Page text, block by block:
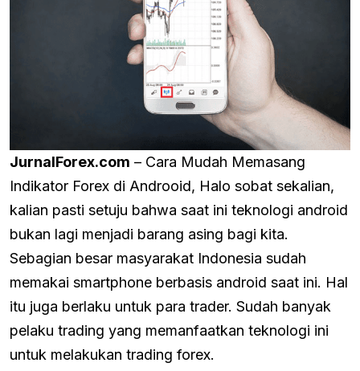
JurnalForex.com – Cara Mudah Memasang
Indikator Forex di Androoid, Halo sobat sekalian,
kalian pasti setuju bahwa saat ini teknologi android
bukan lagi menjadi barang asing bagi kita.
Sebagian besar masyarakat Indonesia sudah
memakai smartphone berbasis android saat ini. Hal
itu juga berlaku untuk para trader. Sudah banyak
pelaku trading yang memanfaatkan teknologi ini
untuk melakukan trading forex.